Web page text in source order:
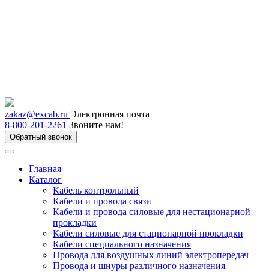
zakaz@excab.ru Электронная почта
8-800-201-2261 Звоните нам!
Обратный звонок
Главная
Каталог
Кабель контрольный
Кабели и провода связи
Кабели и провода силовые для нестационарной
прокладки
Кабели силовые для стационарной прокладки
Кабели специального назначения
Провода для воздушных линий электропередач
Провода и шнуры различного назначения